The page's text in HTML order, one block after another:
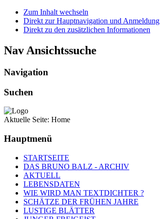
Zum Inhalt wechseln
Direkt zur Hauptnavigation und Anmeldung
Direkt zu den zusätzlichen Informationen
Nav Ansichtssuche
Navigation
Suchen
Aktuelle Seite: Home
Hauptmenü
STARTSEITE
DAS BRUNO BALZ - ARCHIV
AKTUELL
LEBENSDATEN
WIE WIRD MAN TEXTDICHTER ?
SCHÄTZE DER FRÜHEN JAHRE
LUSTIGE BLÄTTER